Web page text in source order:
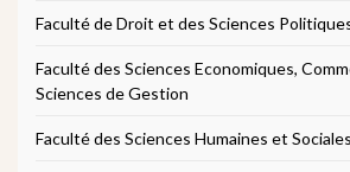
Faculté de Droit et des Sciences
Faculté des Sciences Economiques,
Sciences de Gestion
Faculté des Sciences Humaines et Sociales